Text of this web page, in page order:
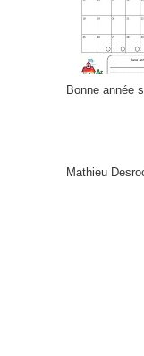
Bonne année
Mathieu